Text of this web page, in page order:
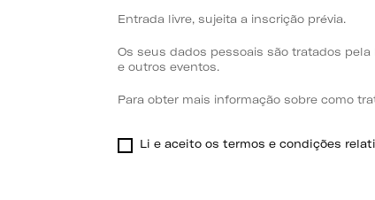
Entrada livre, sujeita a inscrição prévia.
Os seus dados pessoais são tratados pela
e outros eventos.
Para obter mais informação sobre como
Li e aceito os termos e condições